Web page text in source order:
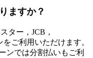
ますか？
ター，JCB，
ご利用いただけます。
ンでは分割払いもご利